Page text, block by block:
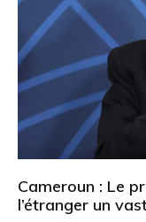
Cameroun : Le
l’étranger un